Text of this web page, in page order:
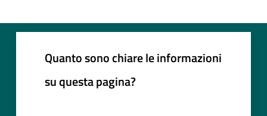
Quanto sono chiare le informazioni
su questa pagina?